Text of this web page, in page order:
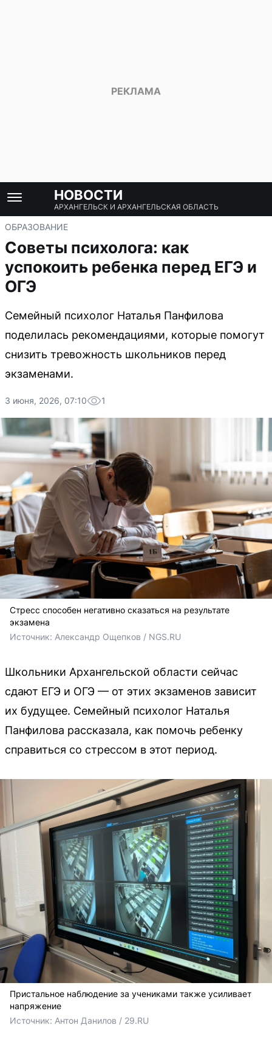
НОВОСТИ
АРХАНГЕЛЬСК И АРХАНГЕЛЬСКАЯ ОБЛАСТЬ
ОБРАЗОВАНИЕ
Советы психолога: как
успокоить ребенка перед ЕГЭ и
ОГЭ
Семейный психолог Наталья Панфилова
поделилась рекомендациями, которые помогут
снизить тревожность школьников перед
экзаменами.
3 июня, 2026, 07:10 1
Стресс способен негативно сказаться на результате
экзамена
Источник: Александр Ощепков / NGS.RU
Школьники Архангельской области сейчас
сдают ЕГЭ и ОГЭ — от этих экзаменов зависит
их будущее. Семейный психолог Наталья
Панфилова рассказала, как помочь ребенку
справиться со стрессом в этот период.
Пристальное наблюдение за учениками также усиливает
напряжение
Источник: Антон Данилов / 29.RU